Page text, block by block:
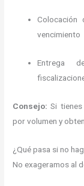
Colocación
vencimiento
Entrega
Consejo: Si
por volumen y
¿Qué pasa si no
No exageramos al